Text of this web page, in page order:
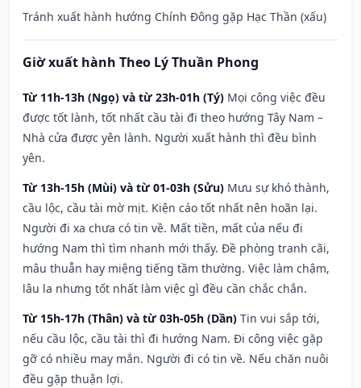
Tránh xuất hành hướng Chính Đông gặp Hạc Thần (xấu)
Giờ xuất hành Theo Lý Thuần Phong
Từ 11h-13h (Ngọ) và từ 23h-01h (Tý) Mọi công việc đều
được tốt lành, tốt nhất cầu tài đi theo hướng Tây Nam –
Nhà cửa được yên lành. Người xuất hành thì đều bình
yên.
Từ 13h-15h (Mùi) và từ 01-03h (Sửu) Mưu sự khó thành,
cầu lộc, cầu tài mờ mịt. Kiện cáo tốt nhất nên hoãn lại.
Người đi xa chưa có tin về. Mất tiền, mất của nếu đi
hướng Nam thì tìm nhanh mới thấy. Đề phòng tranh cãi,
mâu thuẫn hay miệng tiếng tầm thường. Việc làm chậm,
lâu la nhưng tốt nhất làm việc gì đều cần chắc chắn.
Từ 15h-17h (Thân) và từ 03h-05h (Dần) Tin vui sắp tới,
nếu cầu lộc, cầu tài thì đi hướng Nam. Đi công việc gặp
gỡ có nhiều may mắn. Người đi có tin về. Nếu chăn nuôi
đều gặp thuận lợi.